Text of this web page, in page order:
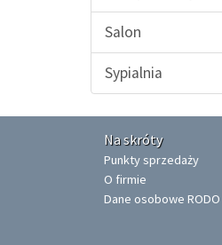
Salon
Sypialnia
Na skróty
Punkty sprzedaży
O firmie
Dane osobowe RODO